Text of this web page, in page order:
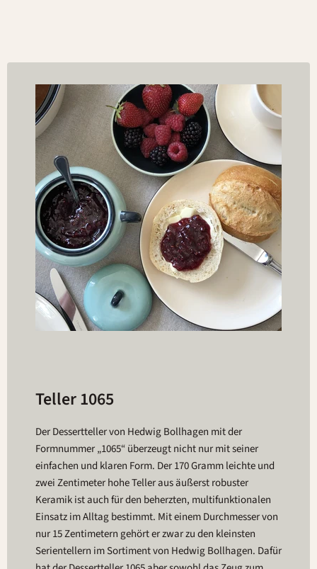
Teller 1065
Der Dessertteller von Hedwig Bollhagen mit der
Formnummer „1065“ überzeugt nicht nur mit seiner
einfachen und klaren Form. Der 170 Gramm leichte und
zwei Zentimeter hohe Teller aus äußerst robuster
Keramik ist auch für den beherzten, multifunktionalen
Einsatz im Alltag bestimmt. Mit einem Durchmesser von
nur 15 Zentimetern gehört er zwar zu den kleinsten
Serientellern im Sortiment von Hedwig Bollhagen. Dafür